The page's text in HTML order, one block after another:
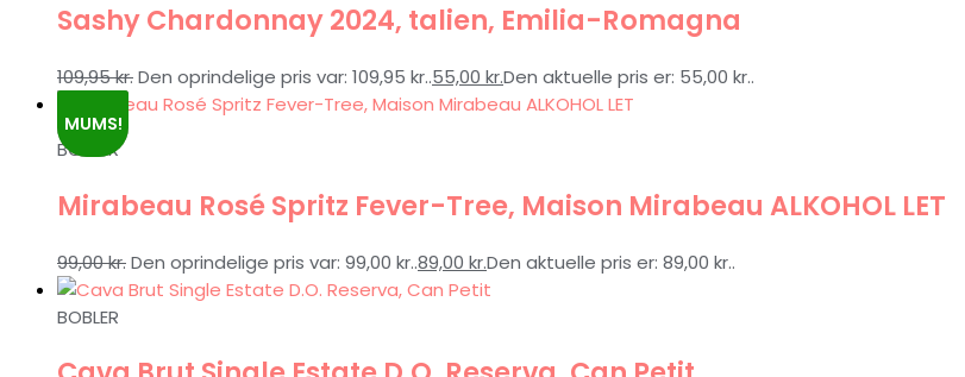
Sashy Chardonnay 2024, talien, Emilia-Romagna
109,95kr.Den oprindelige pris var: 109,95 kr..55,00 kr.Den aktuelle pris er: 55,00 kr..
MUMS!
BOBLER
Mirabeau Rosé Spritz Fever-Tree, Maison Mirabeau ALKOHOL LET
99,00kr.Den oprindelige pris var: 99,00 kr..89,00 kr.Den aktuelle pris er: 89,00 kr..
BOBLER